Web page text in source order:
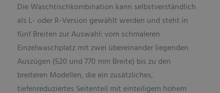
Die Waschtischkombination kann selbstverständlich
als L- oder R-Version gewählt werden und steht in
fünf Breiten zur Auswahl: vom schmaleren
Einzelwaschplatz mit zwei übereinander liegenden
Auszügen (520 und 770 mm Breite) bis zu den
breiteren Modellen, die ein zusätzliches,
tiefenreduziertes Seitenteil mit einteiligem hohem